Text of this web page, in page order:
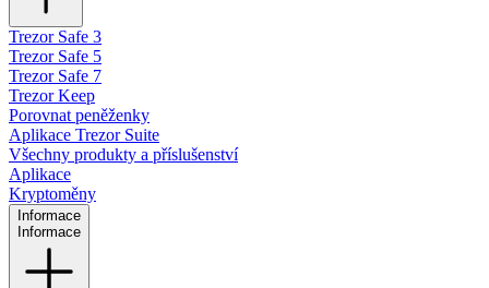
Trezor Safe 3
Trezor Safe 5
Trezor Safe 7
Trezor Keep
Porovnat peněženky
Aplikace Trezor Suite
Všechny produkty a příslušenství
Aplikace
Kryptoměny
Informace
Informace